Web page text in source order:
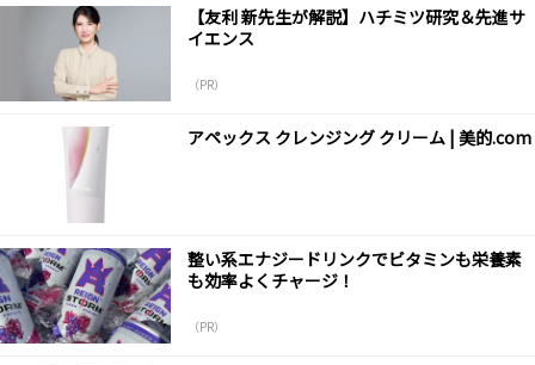
【友利 新先生が解説】ハチミツ研究＆先進サ
イエンス
（PR）
アペックス クレンジング クリーム | 美的.com
整い系エナジードリンクでビタミンも栄養素
も効率よくチャージ！
（PR）